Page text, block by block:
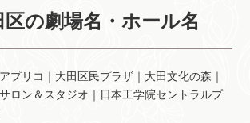
区の劇場名・ホール名
プリコ｜大田区民プラザ｜大田文化の森｜
ロン＆スタジオ｜日本工学院セントラルプ